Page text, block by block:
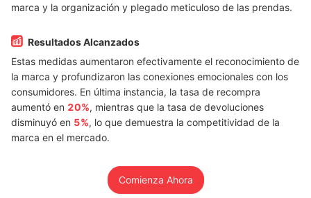
marca y la organización y plegado meticuloso de las prendas.
Resultados Alcanzados
Estas medidas aumentaron efectivamente el reconocimiento de
la marca y profundizaron las conexiones emocionales con los
consumidores. En última instancia, la tasa de recompra
aumentó en 20%, mientras que la tasa de devoluciones
disminuyó en 5%, lo que demuestra la competitividad de la
marca en el mercado.
Comienza Ahora